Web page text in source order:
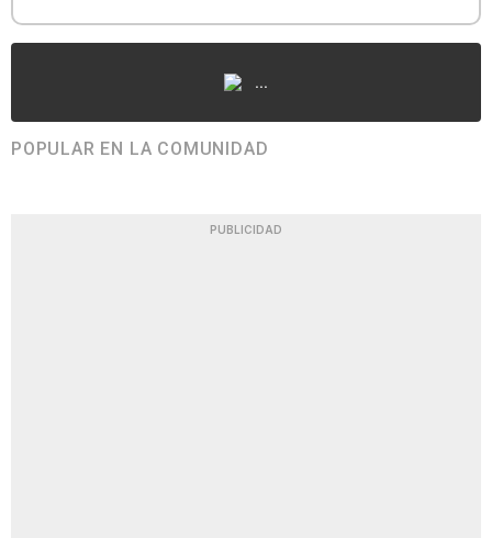
...
POPULAR EN LA COMUNIDAD
PUBLICIDAD